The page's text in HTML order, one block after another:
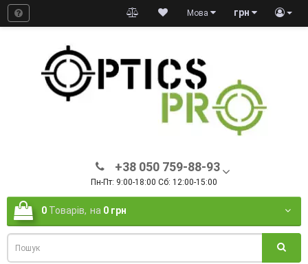
грн
Мова
+38 050 759-88-93
Пн-Пт: 9:00-18:00 Сб: 12:00-15:00
0 Товарів, на 0 грн